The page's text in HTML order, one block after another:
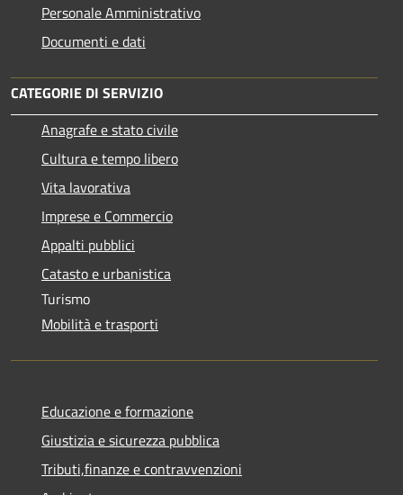
Personale Amministrativo
Documenti e dati
CATEGORIE DI SERVIZIO
Anagrafe e stato civile
Cultura e tempo libero
Vita lavorativa
Imprese e Commercio
Appalti pubblici
Catasto e urbanistica
Turismo
Mobilità e trasporti
Educazione e formazione
Giustizia e sicurezza pubblica
Tributi,finanze e contravvenzioni